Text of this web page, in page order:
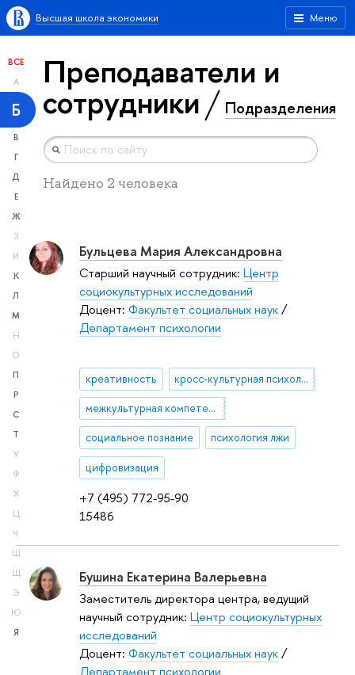
Меню
Высшая школа экономики
ВСЕ
А
Б
В
Г
Д
Е
Ж
З
И
К
Л
М
Н
О
П
Р
С
Т
У
Ф
Х
Ц
Ч
Ш
Щ
Э
Ю
Я
Преподаватели и
сотрудники Подразделения
Найдено 2 человека
+7 (495) 772-95-90
15486
Бульцева Мария Александровна
Старший научный сотрудник: Центр
социокультурных исследований
Доцент: Факультет социальных наук/
Департамент психологии
креативность кросс-культурная психология
межкультурная компетентность
социальное познание психология лжи
цифровизация
Бушина Екатерина Валерьевна
Заместитель директора центра, ведущий
научный сотрудник: Центр социокультурных
исследований
Доцент: Факультет социальных наук/
Департамент психологии